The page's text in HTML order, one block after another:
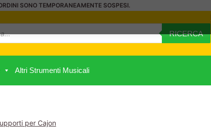
SONO TEMPORANEAMENTE SOSPESI.
RICERCA
Altri Strumenti Musicali
per Cajon